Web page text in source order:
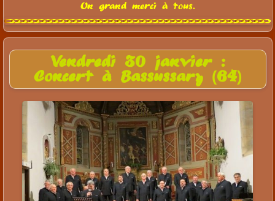
Un grand merci à tous.
Vendredi 30 janvier :
Concert à Bassussary (64)